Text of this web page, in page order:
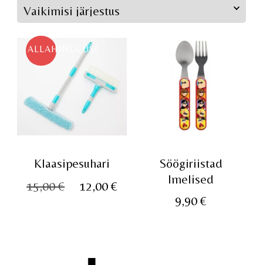
ALLAHINDLUS!
Klaasipesuhari
15,00€
Algne
12,00€
Praegune
Söögiriistad
Imelised
9,90€